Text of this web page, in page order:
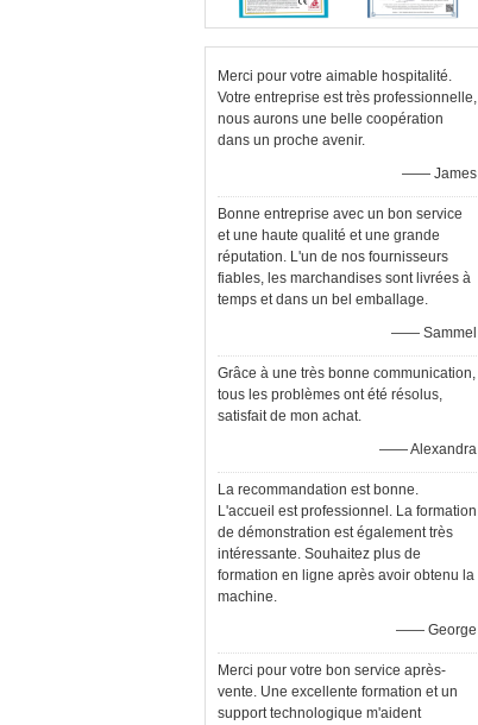
Merci pour votre aimable hospitalité.
Votre entreprise est très professionnelle,
nous aurons une belle coopération
dans un proche avenir.
—— James
Bonne entreprise avec un bon service
et une haute qualité et une grande
réputation. L'un de nos fournisseurs
fiables, les marchandises sont livrées à
temps et dans un bel emballage.
—— Sammel
Grâce à une très bonne communication,
tous les problèmes ont été résolus,
satisfait de mon achat.
—— Alexandra
La recommandation est bonne.
L'accueil est professionnel. La formation
de démonstration est également très
intéressante. Souhaitez plus de
formation en ligne après avoir obtenu la
machine.
—— George
Merci pour votre bon service après-
vente. Une excellente formation et un
support technologique m'aident